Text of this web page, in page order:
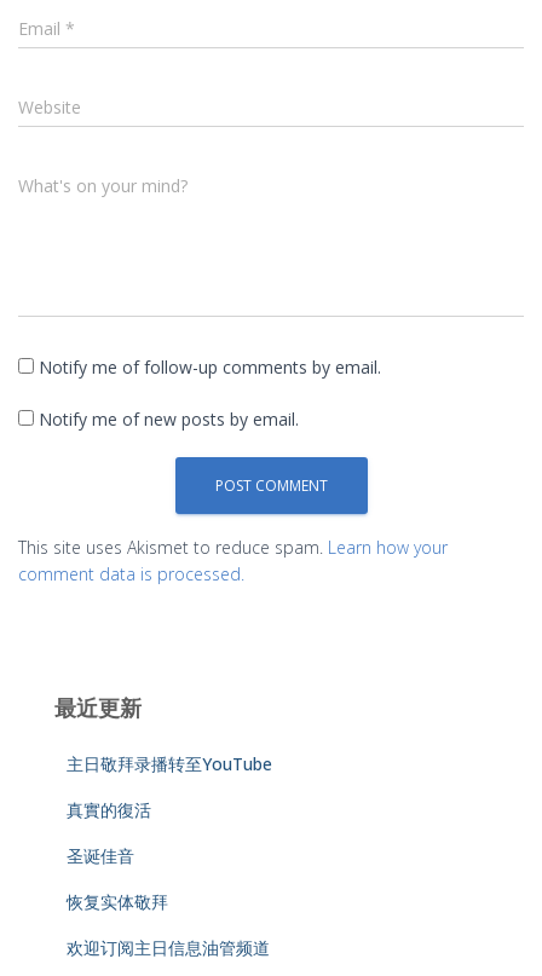
Email *
Website
What's on your mind?
Notify me of follow-up comments by email.
Notify me of new posts by email.
This site uses Akismet to reduce spam. Learn how your
comment data is processed.
最近更新
主日敬拜录播转至YouTube
真實的復活
圣诞佳音
恢复实体敬拜
欢迎订阅主日信息油管频道